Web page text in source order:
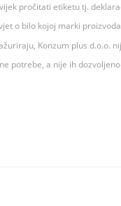
pročitati etiketu tj.
o bilo kojoj marki
Konzum plus d.o.o.
potrebe, a nije ih